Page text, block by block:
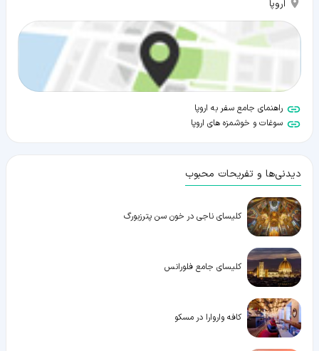
اروپا
راهنمای جامع سفر به اروپا
سوغات و خوشمزه های اروپا
دیدنی‌ها و تفریحات محبوب
کلیسای ناجی در خون سن پترزبورگ
کلیسای جامع فلورانس
کافه واروارا در مسکو